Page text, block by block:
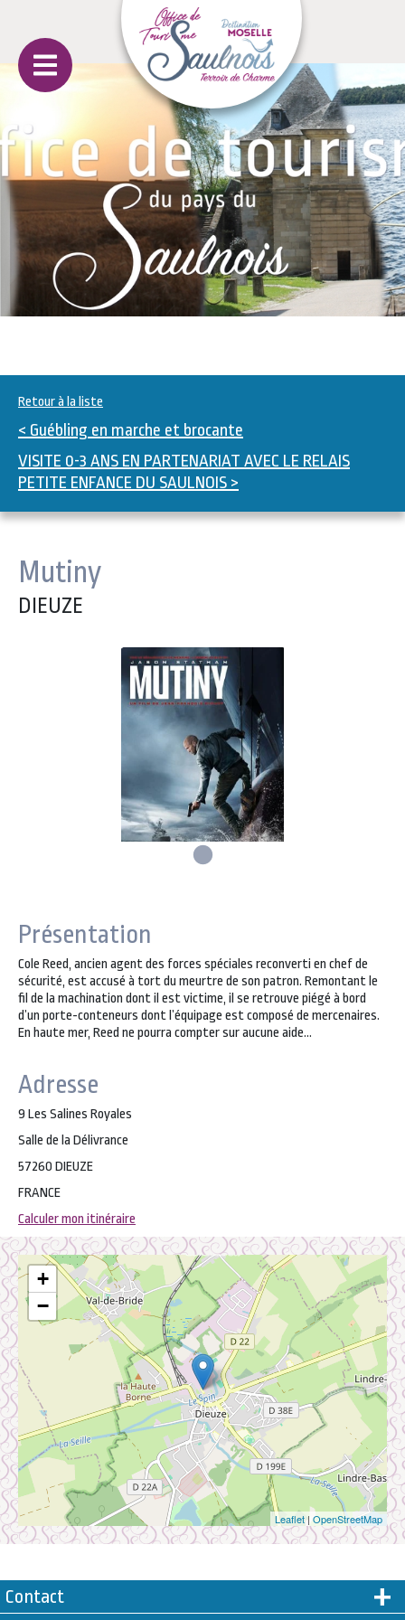
Retour à la liste
< Guébling en marche et brocante
VISITE 0-3 ANS EN PARTENARIAT AVEC LE RELAIS
PETITE ENFANCE DU SAULNOIS >
Mutiny
DIEUZE
Présentation
Cole Reed, ancien agent des forces spéciales reconverti en chef de
sécurité, est accusé à tort du meurtre de son patron. Remontant le
fil de la machination dont il est victime, il se retrouve piégé à bord
d’un porte-conteneurs dont l’équipage est composé de mercenaires.
En haute mer, Reed ne pourra compter sur aucune aide…
Adresse
9 Les Salines Royales
Salle de la Délivrance
57260 DIEUZE
FRANCE
Calculer mon itinéraire
+
−
Leaflet| OpenStreetMap
Contact